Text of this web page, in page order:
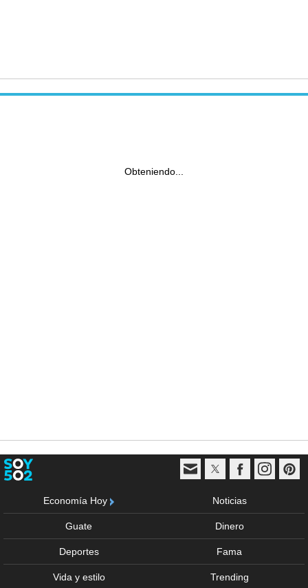
Obteniendo...
Economía Hoy Noticias
Guate Dinero
Deportes Fama
Vida y estilo Trending